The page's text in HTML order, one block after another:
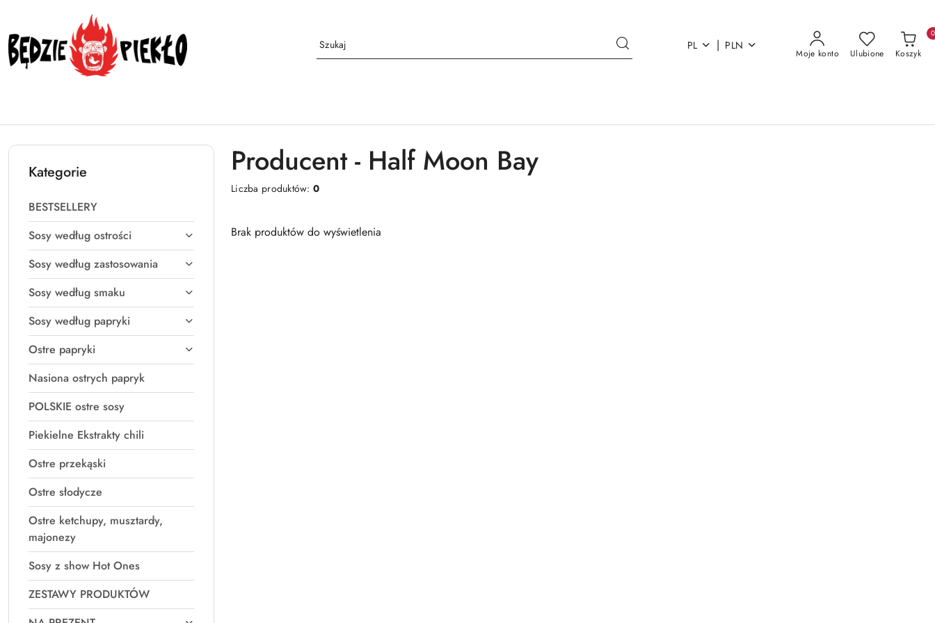
Przejdź do treści głównej
Przejdź do wyszukiwarki
Przejdź do moje konto
Przejdź do menu głównego
Przejdź do stopki
PL | PLN
Moje konto Ulubione Koszyk
0
Kategorie
BESTSELLERY
Sosy według ostrości
Sosy według zastosowania
Sosy według smaku
Sosy według papryki
Ostre papryki
Nasiona ostrych papryk
POLSKIE ostre sosy
Piekielne Ekstrakty chili
Ostre przekąski
Ostre słodycze
Ostre ketchupy, musztardy,
majonezy
Sosy z show Hot Ones
ZESTAWY PRODUKTÓW
Producent - Half Moon Bay
Liczba produktów:0
Brak produktów do wyświetlenia